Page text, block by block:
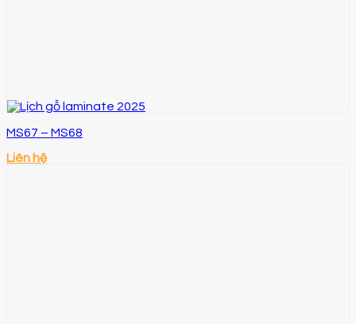
MS67 – MS68
Liên hệ